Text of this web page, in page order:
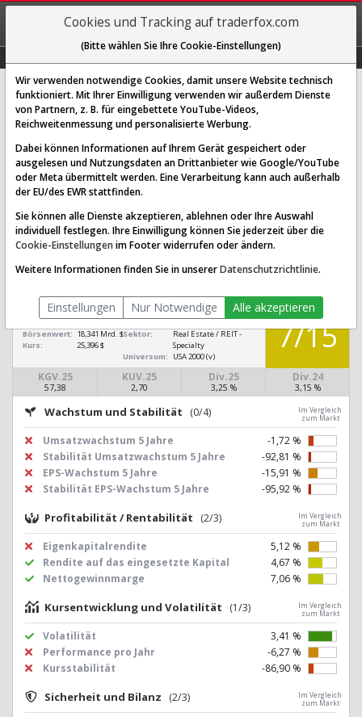
REGIS-
TRIEREN
Weyerhaeuser Aktie: Realtime-
Kurs & Analyse (854357 | WY)
SCORING SYSTEMS:
Qualitäts-Check Dividenden-Check
Wachstums-Check
Robustheits-Check
Qualitäts-Check:Ist die Aktie zum Investieren
Infos zum Score
Weyerhaeuser[WY 854357
US9621661043]
Börsenwert: 18,341 Mrd. $
Kurs:
25,396 $
Sektor:
Real Estate / REIT -
Specialty
Universum:
USA 2000 (v)
KGV.25
57,38
KUV.25
2,70
Div.25
3,25 %
Div.24
3,15 %
7/15
Wachstum und Stabilität (0/4)
Im Vergleich
zum Markt
Umsatzwachstum 5 Jahre
-1,72 %
Stabilität Umsatzwachstum 5 Jahre
-92,81 %
EPS-Wachstum 5 Jahre
-15,91 %
Stabilität EPS-Wachstum 5 Jahre
-95,92 %
Profitabilität / Rentabilität (2/3)
Im Vergleich
zum Markt
Eigenkapitalrendite
5,12 %
Rendite auf das eingesetzte Kapital
4,67 %
Nettogewinnmarge
7,06 %
Kursentwicklung und Volatilität (1/3)
Im Vergleich
zum Markt
Volatilität
3,41 %
Performance pro Jahr
-6,27 %
Kursstabilität
-86,90 %
Sicherheit und Bilanz (2/3)
Im Vergleich
zum Markt
Cookies und Tracking auf traderfox.com
(Bitte wählen Sie Ihre Cookie-Einstellungen)
Wir verwenden notwendige Cookies, damit unsere Website technisch
funktioniert. Mit Ihrer Einwilligung verwenden wir außerdem Dienste
von Partnern, z. B. für eingebettete YouTube-Videos,
Reichweitenmessung und personalisierte Werbung.
Dabei können Informationen auf Ihrem Gerät gespeichert oder
ausgelesen und Nutzungsdaten an Drittanbieter wie Google/YouTube
oder Meta übermittelt werden. Eine Verarbeitung kann auch außerhalb
der EU/des EWR stattfinden.
Sie können alle Dienste akzeptieren, ablehnen oder Ihre Auswahl
individuell festlegen. Ihre Einwilligung können Sie jederzeit über die
Cookie-Einstellungen im Footer widerrufen oder ändern.
Weitere Informationen finden Sie in unsererDatenschutzrichtlinie.
Einstellungen Nur Notwendige Alle akzeptieren